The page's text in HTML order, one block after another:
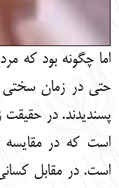
اما چگونه بود که
حتی در زمان
پسندیدند. در حقیقت
است که در
است. در مقابل